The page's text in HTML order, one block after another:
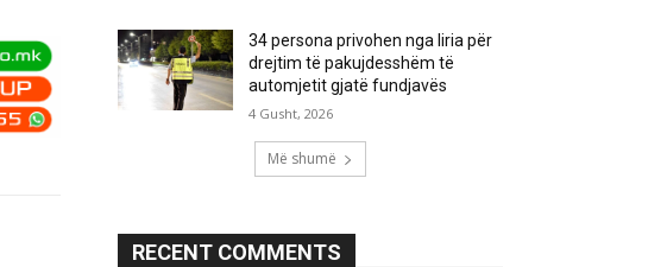
34 persona privohen nga liria për
drejtim të pakujdesshëm të
automjetit gjatë fundjavës
4 Gusht, 2026
Më shumë
RECENT COMMENTS